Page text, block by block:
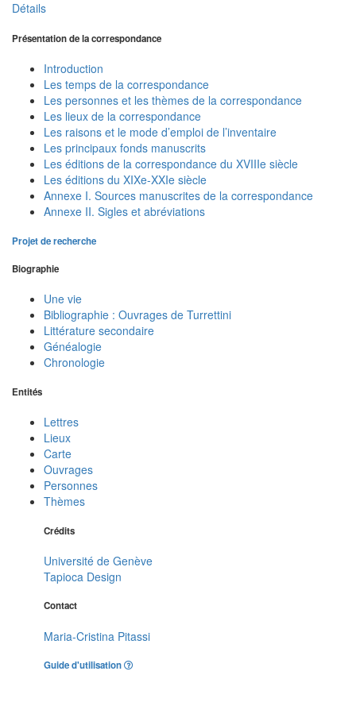
Détails
Présentation de la correspondance
Introduction
Les temps de la correspondance
Les personnes et les thèmes de la correspondance
Les lieux de la correspondance
Les raisons et le mode d’emploi de l’inventaire
Les principaux fonds manuscrits
Les éditions de la correspondance du XVIIIe siècle
Les éditions du XIXe-XXIe siècle
Annexe I. Sources manuscrites de la correspondance
Annexe II. Sigles et abréviations
Projet de recherche
Biographie
Une vie
Bibliographie : Ouvrages de Turrettini
Littérature secondaire
Généalogie
Chronologie
Entités
Lettres
Lieux
Carte
Ouvrages
Personnes
Thèmes
Crédits
Université de Genève
Tapioca Design
Contact
Maria-Cristina Pitassi
Guide d'utilisation